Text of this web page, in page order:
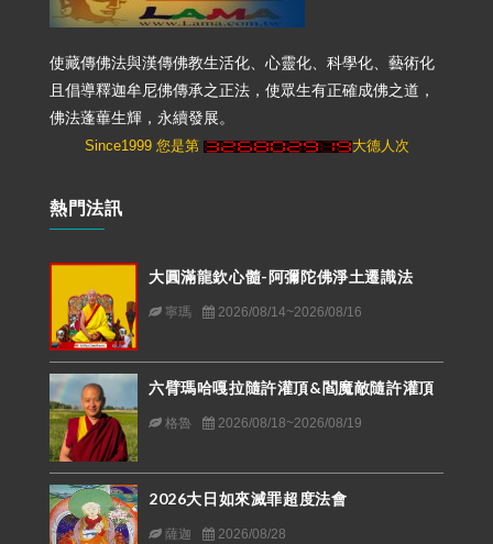
使藏傳佛法與漢傳佛教生活化、心靈化、科學化、藝術化
且倡導釋迦牟尼佛傳承之正法，使眾生有正確成佛之道，
佛法蓬蓽生輝，永續發展。
Since1999 您是第 大德人次
熱門法訊
大圓滿龍欽心髓-阿彌陀佛淨土遷識法
寧瑪 2026/08/14~2026/08/16
六臂瑪哈嘎拉隨許灌頂&閻魔敵隨許灌頂
格魯 2026/08/18~2026/08/19
2026大日如來滅罪超度法會
薩迦 2026/08/28